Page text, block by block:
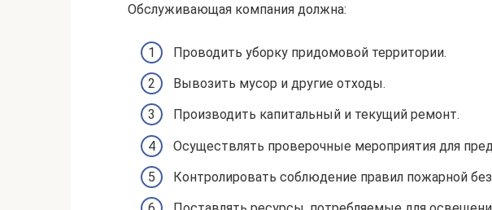
Обслуживающая компания должна:
Проводить уборку придомовой территории.
Вывозить мусор и другие отходы.
Производить капитальный и текущий ремонт.
Осуществлять проверочные мероприятия для
Контролировать соблюдение правил пожарной